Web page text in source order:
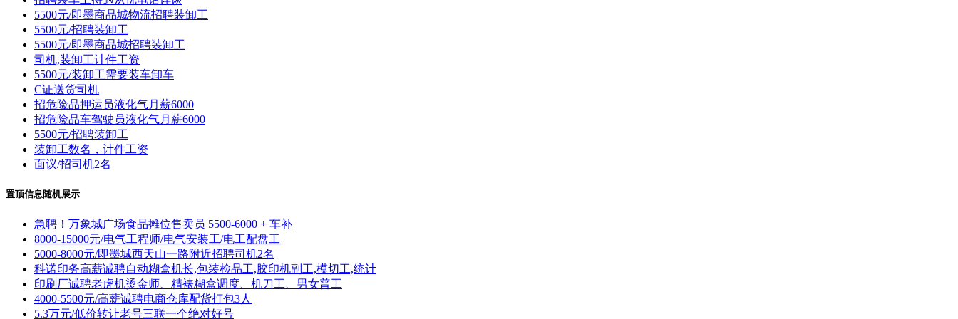
5500元/即墨商品城物流招聘装卸工
5500元/招聘装卸工
5500元/即墨商品城招聘装卸工
司机,装卸工计件工资
5500元/装卸工需要装车卸车
C证送货司机
招危险品押运员液化气月薪6000
招危险品车驾驶员液化气月薪6000
5500元/招聘装卸工
装卸工数名，计件工资
面议/招司机2名
置顶信息随机展示
急聘！万象城广场食品摊位售卖员 5500-6000 + 车补
8000-15000元/电气工程师/电气安装工/电工配盘工
5000-8000元/即墨城西天山一路附近招聘司机2名
科诺印务高薪诚聘自动糊盒机长,包装检品工,胶印机副工,模切工,统计
印刷厂诚聘老虎机烫金师、精裱糊盒调度、机刀工、男女普工
4000-5500元/高薪诚聘电商仓库配货打包3人
5.3万元/低价转让老号三联一个绝对好号